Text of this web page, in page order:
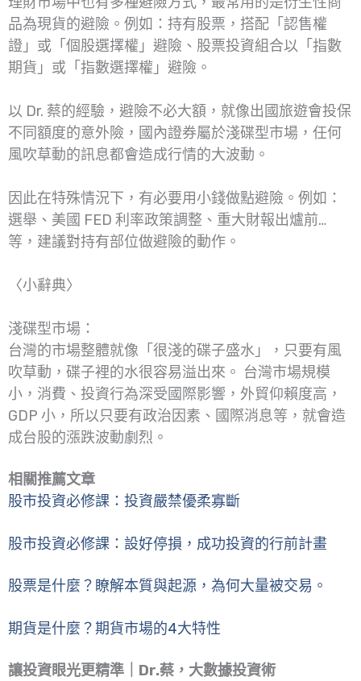
品為現貨的避險。例如：持有股票，搭配「認售權
證」或「個股選擇權」避險、股票投資組合以「指數
期貨」或「指數選擇權」避險。
以 Dr. 蔡的經驗，避險不必大額，就像出國旅遊會投保
不同額度的意外險，國內證券屬於淺碟型市場，任何
風吹草動的訊息都會造成行情的大波動。
因此在特殊情況下，有必要用小錢做點避險。例如：
選舉、美國 FED 利率政策調整、重大財報出爐前…
等，建議對持有部位做避險的動作。
〈小辭典〉
淺碟型市場：
台灣的市場整體就像「很淺的碟子盛水」，只要有風
吹草動，碟子裡的水很容易溢出來。 台灣市場規模
小，消費、投資行為深受國際影響，外貿仰賴度高，
GDP 小，所以只要有政治因素、國際消息等，就會造
成台股的漲跌波動劇烈。
相關推薦文章
股市投資必修課：投資嚴禁優柔寡斷
股市投資必修課：設好停損，成功投資的行前計畫
股票是什麼？瞭解本質與起源，為何大量被交易。
期貨是什麼？期貨市場的4大特性
讓投資眼光更精準｜Dr.蔡，大數據投資術